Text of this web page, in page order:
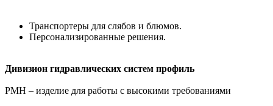
Транспортеры для слябов и блюмов.
Персонализированные решения.
Дивизион гидравлических систем профиль
PMH – изделие для работы с высокими требованиями